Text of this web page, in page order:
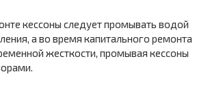
кессоны следует промывать водой
а во время капитального ремонта
жесткости, промывая кессоны